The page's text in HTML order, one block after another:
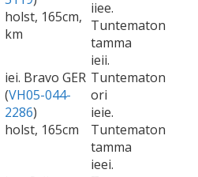
holst, 165cm,
km
iiee.
Tuntematon
tamma
iei. Bravo GER
(VH05-044-
2286)
holst, 165cm
ieii.
Tuntematon
ori
ieie.
Tuntematon
tamma
ieei.